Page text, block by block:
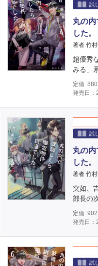
試
丸の
した。
著者 竹
超優秀
みる」
定価 880
発売日：
試
丸の
した。
著者 竹
突如、
部長の
定価 902
発売日：
試